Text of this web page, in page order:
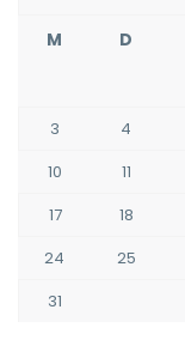
M D
3
4
10
11
17
18
24
25
31